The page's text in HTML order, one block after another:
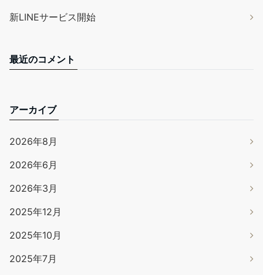
新LINEサービス開始
最近のコメント
アーカイブ
2026年8月
2026年6月
2026年3月
2025年12月
2025年10月
2025年7月